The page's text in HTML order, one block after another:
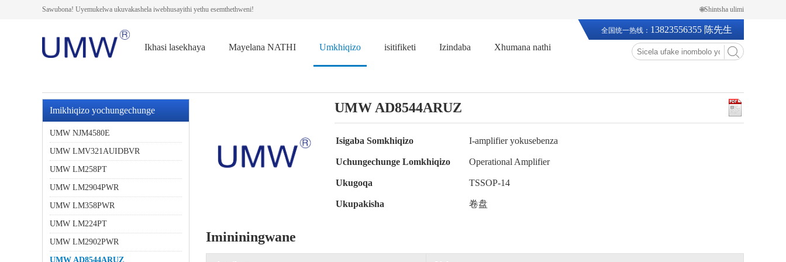
Sawubona! Uyemukelwa ukuvakashela iwebhusayithi yethu esemthethweni! 🌐Shintsha ulimi
Ikhasi lasekhaya Mayelana NATHI Umkhiqizo isitifiketi Izindaba Xhumana nathi
全国统一热线： 13823556355 陈先生
Imikhiqizo yochungechunge
olufanayo
UMW NJM4580E
UMW LMV321AUIDBVR
UMW LM258PT
UMW LM2904PWR
UMW LM358PWR
UMW LM224PT
UMW LM2902PWR
UMW AD8544ARUZ
UMW AD8544ARUZ
Isigaba Somkhiqizo I-amplifier yokusebenza
Uchungechunge Lomkhiqizo Operational Amplifier
Ukugoqa TSSOP-14
Ukupakisha 卷盘
Imininingwane